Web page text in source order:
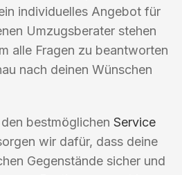
individuelles Angebot für
Umzugsberater stehen
alle Fragen zu beantworten
nach deinen Wünschen
bestmöglichen Service
wir dafür, dass deine
Gegenstände sicher und